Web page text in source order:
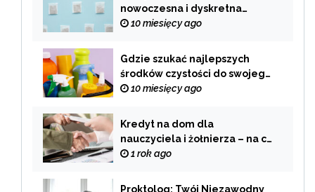
nowoczesna i dyskretna
alternatywa dla tradycyjnego
10 miesięcy ago
Gdzie szukać najlepszych
środków czystości do swojego
domu?
10 miesięcy ago
Kredyt na dom dla
nauczyciela i żołnierza – na co
zwrócić uwagę przy wyborze
1 rok ago
Proktolog: Twój Niezawodny